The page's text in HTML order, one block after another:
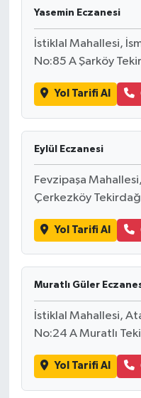
Yasemin Eczanesi
İstiklal Mahallesi,
No:85 A Şarköy
Yol Tarifi Al
Eylül Eczanesi
Fevzipaşa
Çerkezköy Tekirdağ
Yol Tarifi Al
Muratlı Güler
İstiklal Mahallesi,
No:24 A Muratlı
Yol Tarifi Al